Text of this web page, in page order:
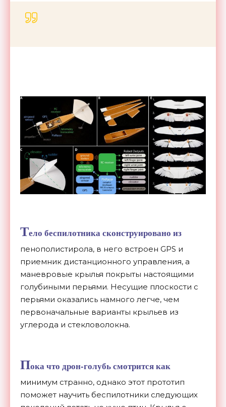
Тело беспилотника сконструировано из
пенополистирола, в него встроен GPS и
приемник дистанционного управления, а
маневровые крылья покрыты настоящими
голубиными перьями. Несущие плоскости с
перьями оказались намного легче, чем
первоначальные варианты крыльев из
углерода и стекловолокна.
Пока что дрон-голубь смотрится как
минимум странно, однако этот прототип
поможет научить беспилотники следующих